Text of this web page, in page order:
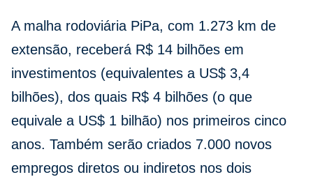
A malha rodoviária PiPa, com 1.273 km de
extensão, receberá R$ 14 bilhões em
investimentos (equivalentes a US$ 3,4
bilhões), dos quais R$ 4 bilhões (o que
equivale a US$ 1 bilhão) nos primeiros cinco
anos. Também serão criados 7.000 novos
empregos diretos ou indiretos nos dois